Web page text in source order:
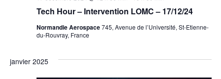
Tech Hour – Intervention LOMC – 17/12/24
Normandie Aerospace745, Avenue de l’Université, St-Etienne-
du-Rouvray, France
janvier 2025